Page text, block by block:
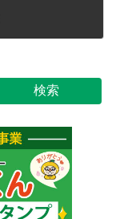
検索